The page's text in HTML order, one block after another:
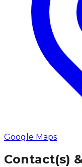
Google Maps
Contact(s)